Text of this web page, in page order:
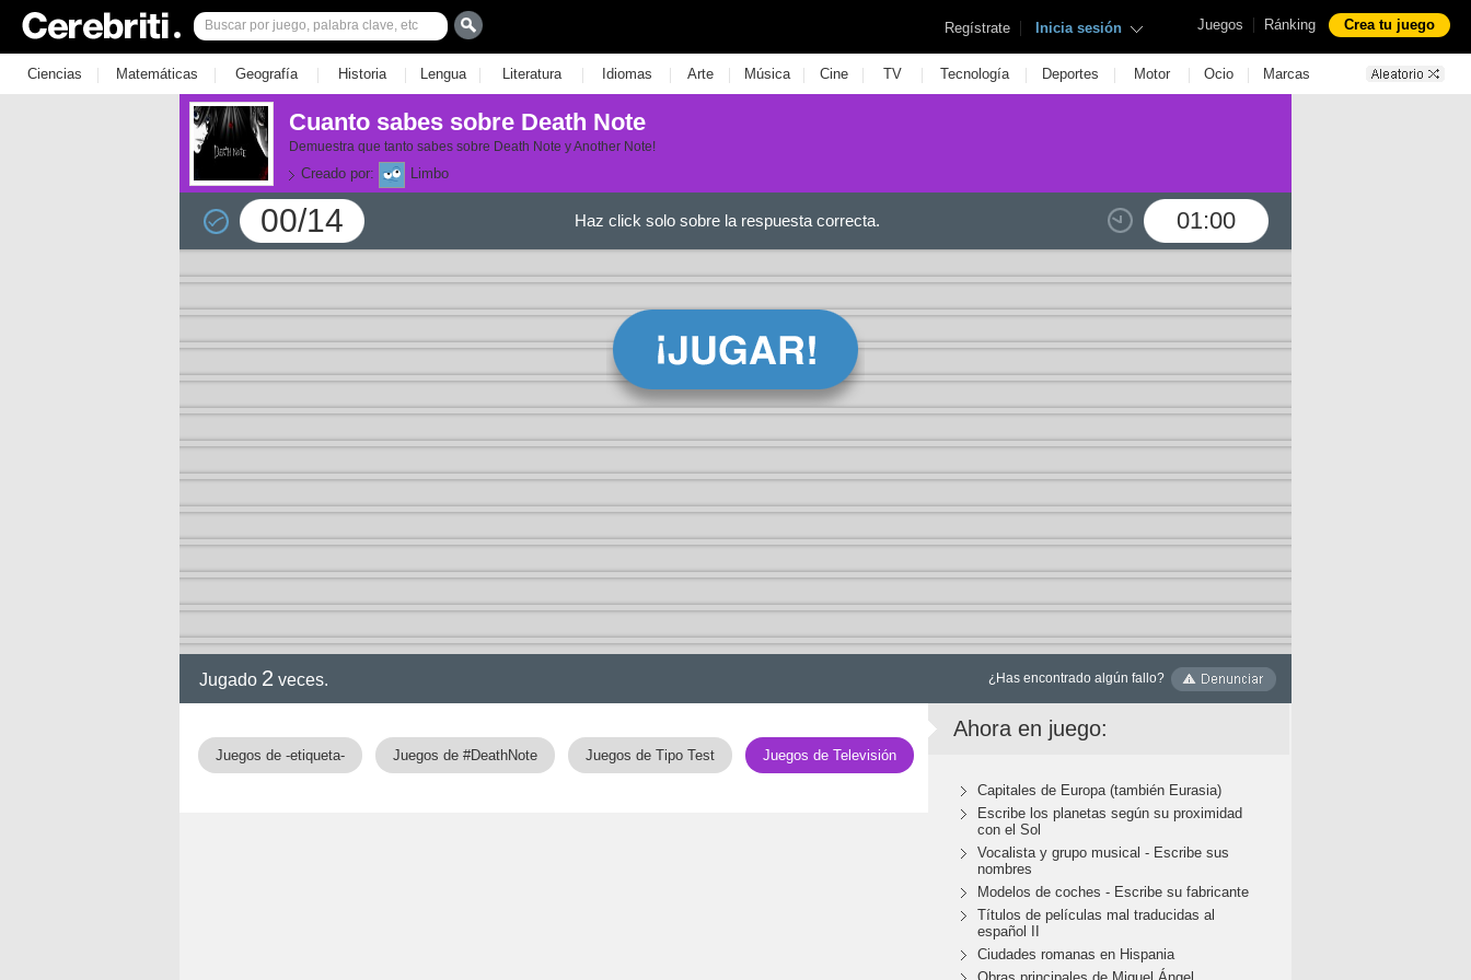
Juegos | Ránking Crea tu juego
Regístrate | Inicia sesión
Ciencias | Matemáticas | Geografía | Historia | Lengua | Literatura | Idiomas | Arte | Música | Cine | TV | Tecnología | Deportes | Motor | Ocio | Marcas
Cuanto sabes sobre Death Note
Demuestra que tanto sabes sobre Death Note y Another Note!
Creado por: Limbo
00/14 01:00
Haz click solo sobre la respuesta correcta.
Jugado 2 veces. ¿Has encontrado algún fallo?
Juegos de -etiqueta- Juegos de #DeathNote Juegos de Tipo Test Juegos de Televisión
Ahora en juego:
Capitales de Europa (también Eurasia)
Escribe los planetas según su proximidad
con el Sol
Vocalista y grupo musical - Escribe sus
nombres
Modelos de coches - Escribe su fabricante
Títulos de películas mal traducidas al
español II
Ciudades romanas en Hispania